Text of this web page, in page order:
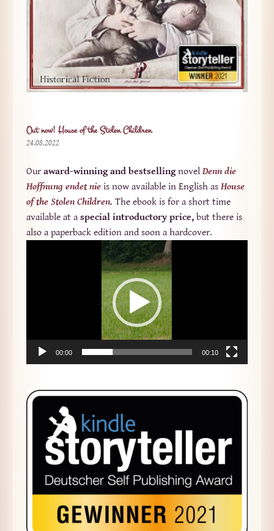
Out now! House of the Stolen Children
24.08.2022
Ouraward-winning and bestsellingnovelDenn die
Hoffnung endet nie is now available in English asHouse
of the Stolen Children. The ebook is for a short time
available at aspecial introductory price, but there is
also a paperback edition and soon a hardcover.
00:00 00:10